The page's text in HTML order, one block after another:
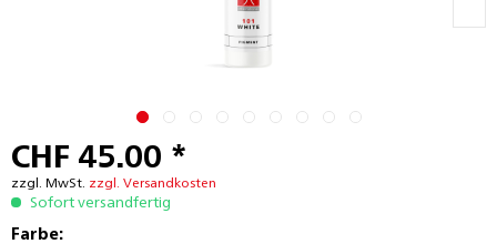
CHF 45.00 *
zzgl. MwSt. zzgl. Versandkosten
Sofort versandfertig
Farbe: